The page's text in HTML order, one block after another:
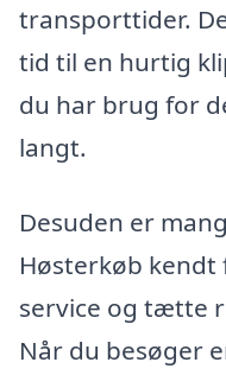
transporttider.
tid til en hurtig
du har brug for
langt.
Desuden er
Høsterkøb
service og tætte
Når du besøger